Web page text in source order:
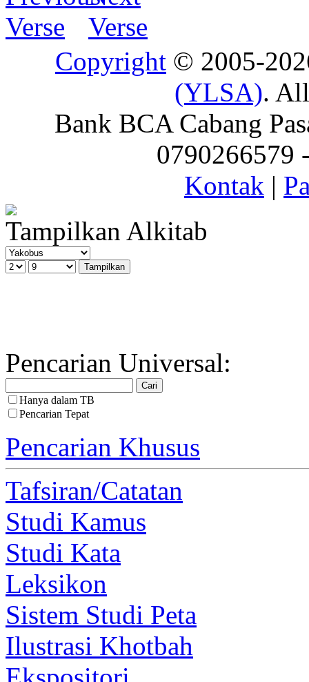
Copyright © 2005-
(YLSA).
Bank BCA Cabang
0790266579
Kontak |
Tampilkan Alkitab
Pencarian Universal:
Hanya dalam TB
Pencarian Tepat
Pencarian Khusus
Tafsiran/Catatan
Studi Kamus
Studi Kata
Leksikon
Sistem Studi Peta
Ilustrasi Khotbah